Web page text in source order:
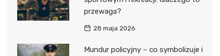
przewaga?
28 maja 2026
Mundur policyjny – co symbolizuje i